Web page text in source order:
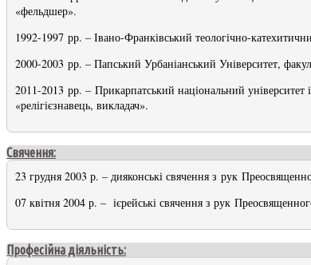
«фельдшер».
1992-1997 рр. – Івано-Франківський теологічно-
2000-2003 рр. – Папський Урбаніанський Університет,
2011-2013 рр. – Прикарпатський національний університет
«релігієзнавець, викладач».
Свячення:
23 грудня 2003 р. – дияконські свячення з рук
07 квітня 2004 р. – ієрейські свячення з рук
Професійна діяльність: